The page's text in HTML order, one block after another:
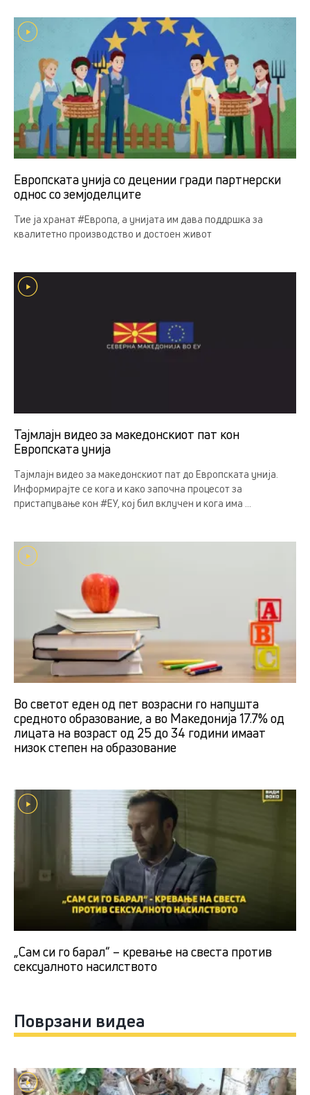
Европската унија со децении гради партнерски
однос со земјоделцитe
Тие ја хранат #Европа, а унијата им дава поддршка за
квалитетно производство и достоен живот
Тајмлајн видео за македонскиот пат кон
Европската унија
Тајмлајн видео за македонскиот пат до Европската унија.
Информирајте се кога и како започна процесот за
пристапување кон #ЕУ, кој бил вклучен и кога има ...
Во светот еден од пет возрасни го напушта
средното образование, а во Македонија 17.7% од
лицата на возраст од 25 до 34 години имаат
низок степен на образование
„Сам си го барал“ – кревање на свеста против
сексуалното насилството
Поврзани видеа